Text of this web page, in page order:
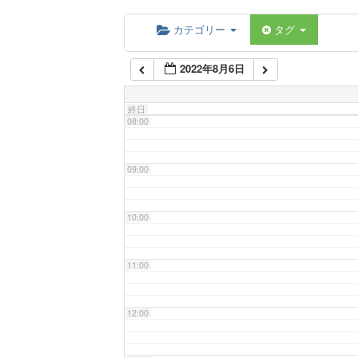
カテゴリー タグ
2022年8月6日
終日
07:00
08:00
09:00
10:00
11:00
12:00